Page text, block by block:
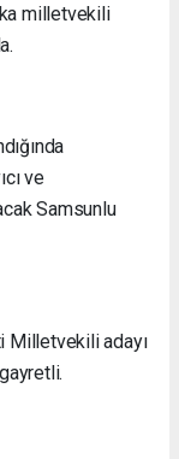
milletvekili
ve
Samsunlu
Milletvekili adayı